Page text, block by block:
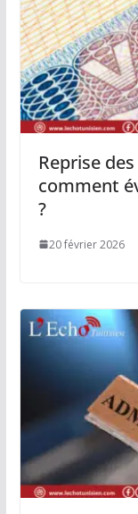
Reprise
comment
?
20 février 2026